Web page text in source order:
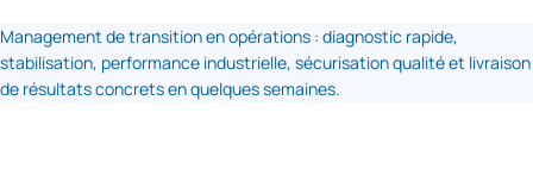
Management de transition en opérations : diagnostic rapide,
stabilisation, performance industrielle, sécurisation qualité et livraison
de résultats concrets en quelques semaines.